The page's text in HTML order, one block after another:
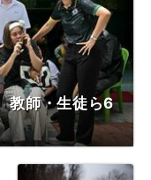
教師・生徒ら6